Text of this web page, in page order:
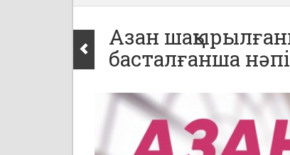
Азан
басталғанша